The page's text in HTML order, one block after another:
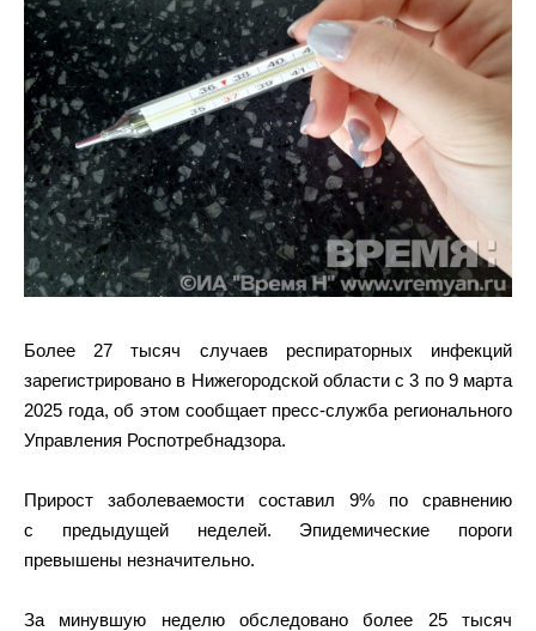
Более 27 тысяч случаев респираторных инфекций
зарегистрировано в Нижегородской области с 3 по 9 марта
2025 года, об этом сообщает пресс-служба регионального
Управления Роспотребнадзора.
Прирост заболеваемости составил 9% по сравнению
с предыдущей неделей. Эпидемические пороги
превышены незначительно.
За минувшую неделю обследовано более 25 тысяч